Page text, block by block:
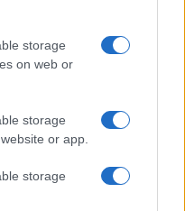
storage
on web or
storage
or app.
storage
dopo l’infortunio